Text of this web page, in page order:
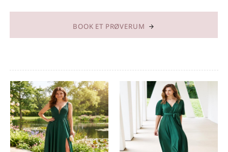
BOOK ET PRØVERUM